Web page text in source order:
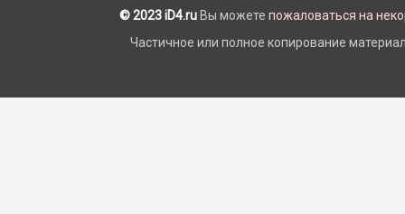
© 2023 iD4.ru Вы можете пожаловаться на
Частичное или полное копирование